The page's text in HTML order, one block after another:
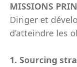
MISSIONS
Diriger et
d’atteindre les
1. Sourcing